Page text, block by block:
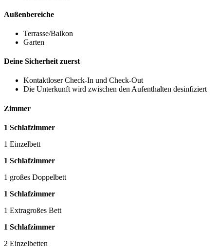
Außenbereiche
Terrasse/Balkon
Garten
Deine Sicherheit zuerst
Kontaktloser Check-In und Check-Out
Die Unterkunft wird zwischen den Aufenthalten desinfiziert
Zimmer
1 Schlafzimmer
1 Einzelbett
1 Schlafzimmer
1 großes Doppelbett
1 Schlafzimmer
1 Extragroßes Bett
1 Schlafzimmer
2 Einzelbetten